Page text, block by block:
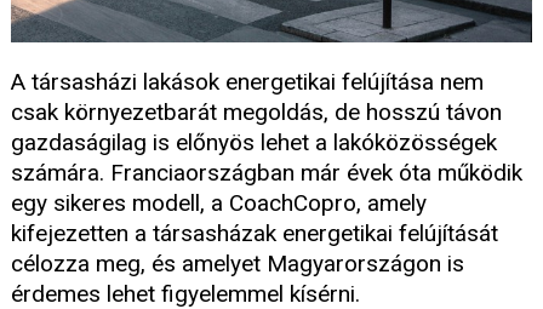
A társasházi lakások energetikai felújítása nem
csak környezetbarát megoldás, de hosszú távon
gazdaságilag is előnyös lehet a lakóközösségek
számára. Franciaországban már évek óta működik
egy sikeres modell, a CoachCopro, amely
kifejezetten a társasházak energetikai felújítását
célozza meg, és amelyet Magyarországon is
érdemes lehet figyelemmel kísérni.